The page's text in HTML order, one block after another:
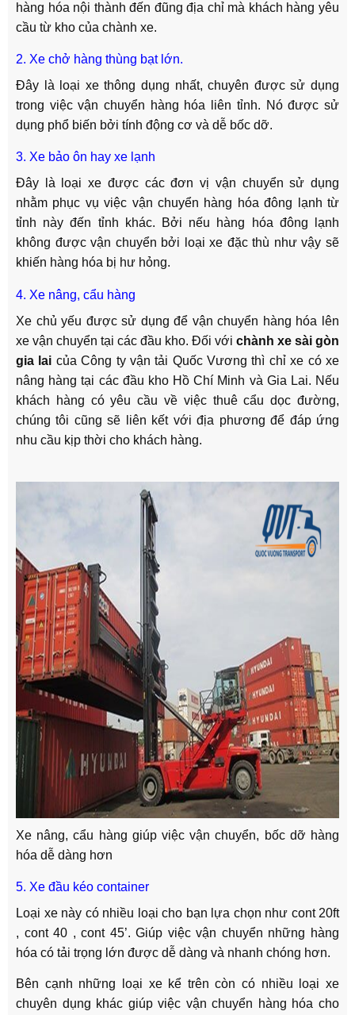
hàng hóa nội thành đến đũng địa chỉ mà khách hàng yêu
cầu từ kho của chành xe.
2. Xe chở hàng thùng bạt lớn.
Đây là loại xe thông dụng nhất, chuyên được sử dụng
trong việc vận chuyển hàng hóa liên tỉnh. Nó được sử
dụng phổ biến bởi tính động cơ và dễ bốc dỡ.
3. Xe bảo ôn hay xe lạnh
Đây là loại xe được các đơn vị vận chuyển sử dụng
nhằm phục vụ việc vận chuyển hàng hóa đông lạnh từ
tỉnh này đến tỉnh khác. Bởi nếu hàng hóa đông lạnh
không được vận chuyển bởi loại xe đặc thù như vậy sẽ
khiến hàng hóa bị hư hỏng.
4. Xe nâng, cẩu hàng
Xe chủ yếu được sử dụng để vận chuyển hàng hóa lên
xe vận chuyển tại các đầu kho. Đối với chành xe sài gòn
gia lai củaCông ty vận tải Quốc Vương thì chỉ xe có xe
nâng hàng tại các đầu kho Hồ Chí Minh và Gia Lai. Nếu
khách hàng có yêu cầu về việc thuê cẩu dọc đường,
chúng tôi cũng sẽ liên kết với địa phương để đáp ứng
nhu cầu kịp thời cho khách hàng.
Xe nâng, cẩu hàng giúp việc vận chuyển, bốc dỡ hàng
hóa dễ dàng hơn
5. Xe đầu kéo container
Loại xe này có nhiều loại cho bạn lựa chọn như cont 20ft
, cont 40 , cont 45’. Giúp việc vận chuyển những hàng
hóa có tải trọng lớn được dễ dàng và nhanh chóng hơn.
Bên cạnh những loại xe kể trên còn có nhiều loại xe
chuyên dụng khác giúp việc vận chuyển hàng hóa cho